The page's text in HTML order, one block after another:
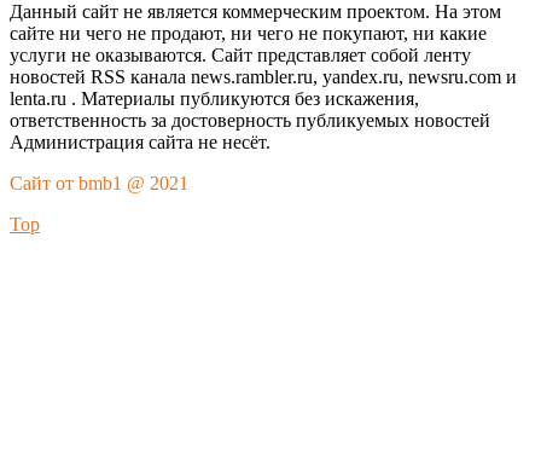
Данный сайт не является коммерческим проектом. На этом
сайте ни чего не продают, ни чего не покупают, ни какие
услуги не оказываются. Сайт представляет собой ленту
новостей RSS канала news.rambler.ru, yandex.ru, newsru.com и
lenta.ru . Материалы публикуются без искажения,
ответственность за достоверность публикуемых новостей
Администрация сайта не несёт.
Сайт от bmb1 @ 2021
Top